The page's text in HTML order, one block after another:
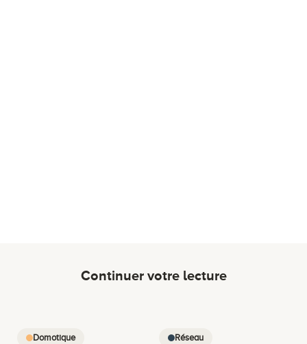
Continuer votre lecture
Domotique Réseau